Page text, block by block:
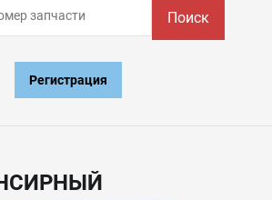
Поиск
Регистрация